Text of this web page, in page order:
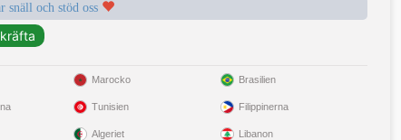
snäll och stöd oss
Marocko
Tunisien
Algeriet
Brasilien
Filippinerna
Libanon